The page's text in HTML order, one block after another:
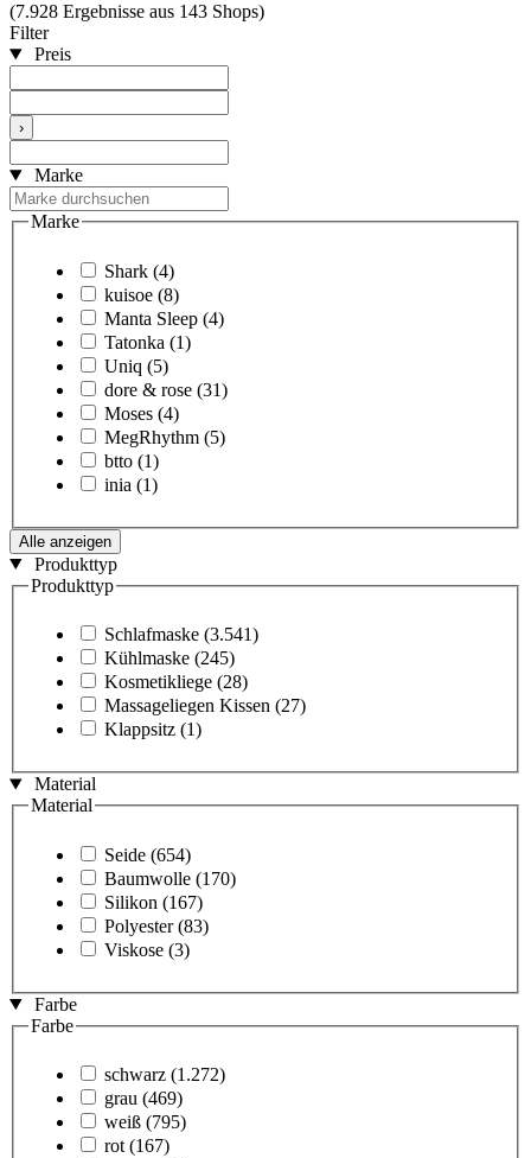
(7.928 Ergebnisse aus 143 Shops)
Filter
Preis
›
Marke
Marke
Shark (4)
kuisoe (8)
Manta Sleep (4)
Tatonka (1)
Uniq (5)
dore & rose (31)
Moses (4)
MegRhythm (5)
btto (1)
inia (1)
Alle anzeigen
Produkttyp
Produkttyp
Schlafmaske (3.541)
Kühlmaske (245)
Kosmetikliege (28)
Massageliegen Kissen (27)
Klappsitz (1)
Material
Material
Seide (654)
Baumwolle (170)
Silikon (167)
Polyester (83)
Viskose (3)
Farbe
Farbe
schwarz (1.272)
grau (469)
weiß (795)
rot (167)